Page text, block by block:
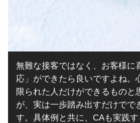
無難な接客ではなく、お客様に
応」ができたら良いですよね。
限られた人だけができるものと
が、実は一歩踏み出すだけでで
す。具体例と共に、CAも実践